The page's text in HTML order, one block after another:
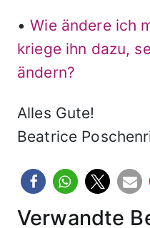
•Wie ändere ich
kriege ihn dazu,
ändern?
Alles Gute!
Beatrice
Verwandte